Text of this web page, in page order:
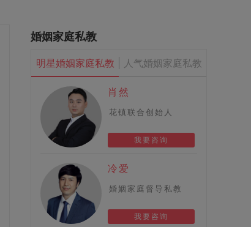
婚姻家庭私教
明星婚姻家庭私教 人气婚姻家庭私教
肖然
花镇联合创始人
我要咨询
冷爱
婚姻家庭督导私教
我要咨询